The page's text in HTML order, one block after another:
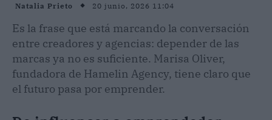
Natalia Prieto 20 junio, 2026 11:04
Es la frase que está marcando la conversación
entre creadores y agencias: depender de las
marcas ya no es suficiente. Marisa Oliver,
fundadora de Hamelin Agency, tiene claro que
el futuro pasa por emprender.